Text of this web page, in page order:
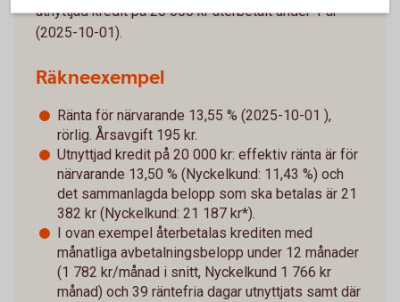
utnyttjad kredit på 20 000 kr återbetalt under 1 år
(2025-10-01).
Räkneexempel
Ränta för närvarande 13,55 % (2025-10-01 ),
rörlig. Årsavgift 195 kr.
Utnyttjad kredit på 20 000 kr: effektiv ränta är för
närvarande 13,50 % (Nyckelkund: 11,43 %) och
det sammanlagda belopp som ska betalas är 21
382 kr (Nyckelkund: 21 187 kr*).
I ovan exempel återbetalas krediten med
månatliga avbetalningsbelopp under 12 månader
(1 782 kr/månad i snitt, Nyckelkund 1 766 kr
månad) och 39 räntefria dagar utnyttjats samt där